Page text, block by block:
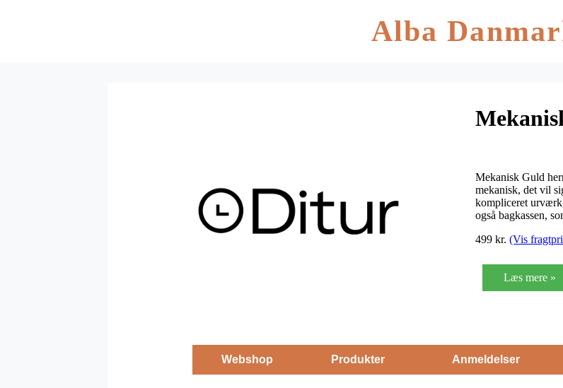
Alba
Mekanisk Guld
mekanisk, det vil
kompliceret
også bagkassen,
499 kr. (Vis
Læs mere »
Webshop Produkter Anmeldelser